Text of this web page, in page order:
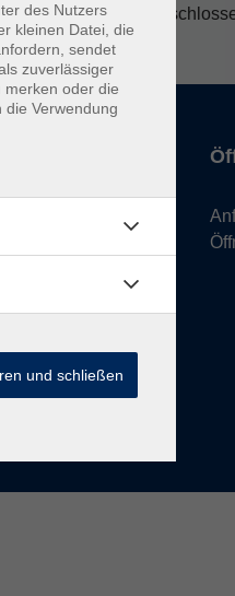
Landtags
des Nutzers
kleinen Datei, die
sendet
zuverlässiger
merken oder die
die Verwendung
und schließen